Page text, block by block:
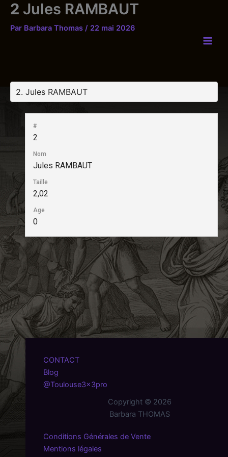
Aller
contenu
2 Jules RAMBAUT
Par Barbara Thomas / 22 mai 2026
#
2
Nom
Jules RAMBAUT
Taille
2,02
Age
0
CONTACT
Blog
@Toulouse3x3pro
Copyright © 2026
Barbara THOMAS
Conditions Générales de Vente
Mentions légales